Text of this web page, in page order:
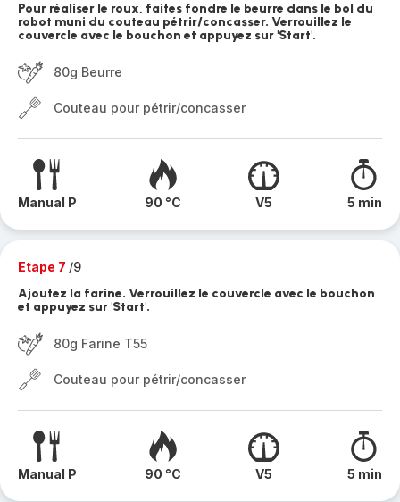
Pour réaliser le roux, faites fondre le beurre dans le bol du
robot muni du couteau pétrir/concasser. Verrouillez le
couvercle avec le bouchon et appuyez sur 'Start'.
80g Beurre
Couteau pour pétrir/concasser
Manual P 90 °C V5 5 min
Etape 7 /9
Ajoutez la farine. Verrouillez le couvercle avec le bouchon
et appuyez sur 'Start'.
80g Farine T55
Couteau pour pétrir/concasser
Manual P 90 °C V5 5 min